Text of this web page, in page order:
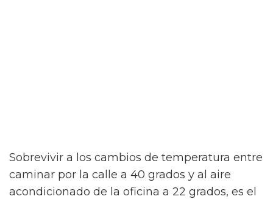
Sobrevivir a los cambios de temperatura entre
caminar por la calle a 40 grados y al aire
acondicionado de la oficina a 22 grados, es el